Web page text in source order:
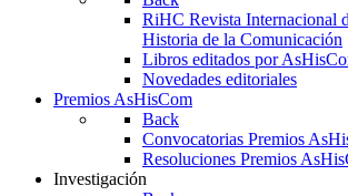
RiHC Revista Internacional
Historia de la Comunicación
Libros editados por
Novedades editoriales
Premios AsHisCom
Back
Convocatorias Premios
Resoluciones Premios
Investigación